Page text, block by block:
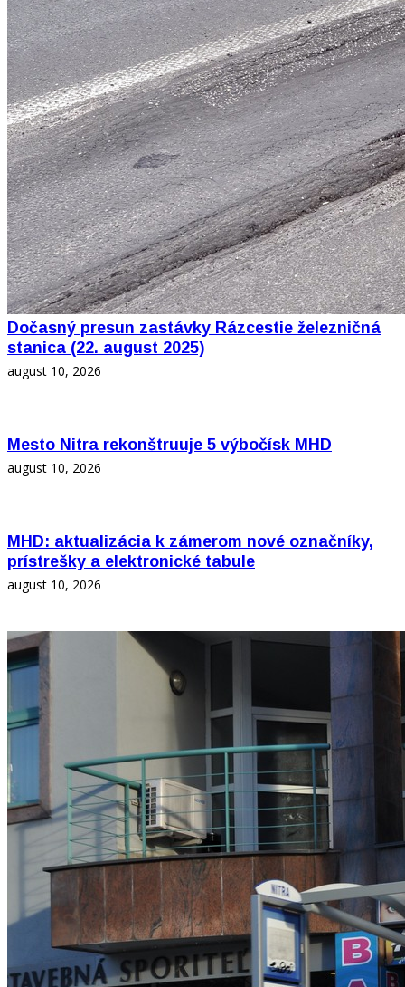
Dočasný presun zastávky Rázcestie železničná
stanica (22. august 2025)
august 10, 2026
Mesto Nitra rekonštruuje 5 výbočísk MHD
august 10, 2026
MHD: aktualizácia k zámerom nové označníky,
prístrešky a elektronické tabule
august 10, 2026